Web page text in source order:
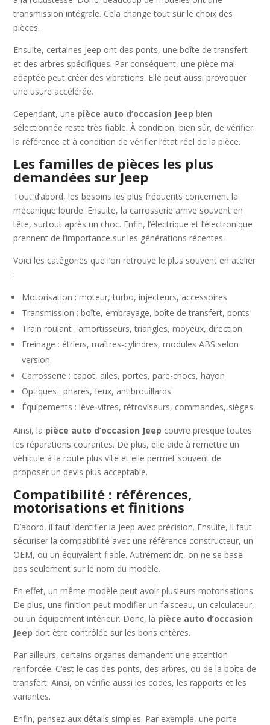
transmission intégrale. Cela change tout sur le choix des
pièces.
Ensuite, certaines Jeep ont des ponts, une boîte de transfert
et des arbres spécifiques. Par conséquent, une pièce mal
adaptée peut créer des vibrations. Elle peut aussi provoquer
une usure accélérée.
Cependant, une pièce auto d’occasion Jeep bien
sélectionnée reste très fiable. À condition, bien sûr, de vérifier
la référence et à condition de vérifier l’état réel de la pièce.
Les familles de pièces les plus
demandées sur Jeep
Tout d’abord, les besoins les plus fréquents concernent la
mécanique lourde. Ensuite, la carrosserie arrive souvent en
tête, surtout après un choc. Enfin, l’électrique et l’électronique
prennent de l’importance sur les générations récentes.
Voici les catégories que l’on retrouve le plus souvent en atelier
:
Motorisation : moteur, turbo, injecteurs, accessoires
Transmission : boîte, embrayage, boîte de transfert, ponts
Train roulant : amortisseurs, triangles, moyeux, direction
Freinage : étriers, maîtres-cylindres, modules ABS selon
version
Carrosserie : capot, ailes, portes, pare-chocs, hayon
Optiques : phares, feux, antibrouillards
Équipements : lève-vitres, rétroviseurs, commandes, sièges
Ainsi, la pièce auto d’occasion Jeep couvre presque toutes
les réparations courantes. De plus, elle aide à remettre un
véhicule à la route plus vite et elle permet souvent de
proposer un devis plus acceptable.
Compatibilité : références,
motorisations et finitions
D’abord, il faut identifier la Jeep avec précision. Ensuite, il faut
sécuriser la compatibilité avec une référence constructeur, un
OEM, ou un équivalent fiable. Autrement dit, on ne se base
pas seulement sur le nom du modèle.
En effet, un même modèle peut avoir plusieurs motorisations.
De plus, une finition peut modifier un faisceau, un calculateur,
ou un équipement intérieur. Donc, la pièce auto d’occasion
Jeep doit être contrôlée sur les bons critères.
Par ailleurs, certains organes demandent une attention
renforcée. C’est le cas des ponts, des arbres, ou de la boîte de
transfert. Ainsi, on vérifie aussi les codes, les rapports et les
variantes.
Enfin, pensez aux détails simples. Par exemple, une porte